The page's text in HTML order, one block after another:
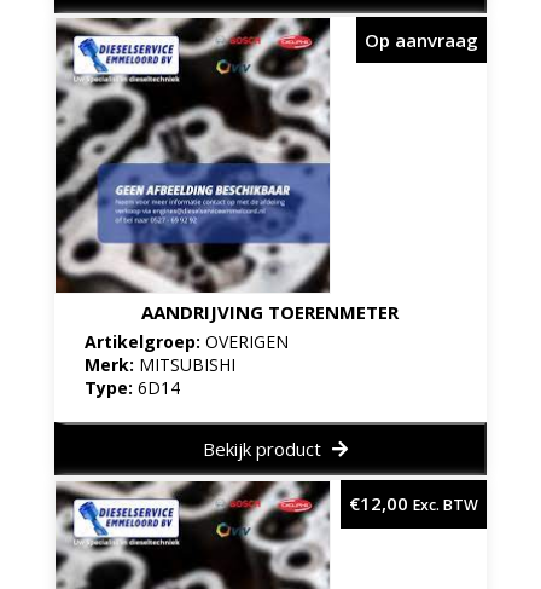
AANDRIJVING TOERENMETER
Artikelgroep: OVERIGEN
Merk: MITSUBISHI
Type: 6D14
Op aanvraag
Bekijk product
€12,00 Exc. BTW